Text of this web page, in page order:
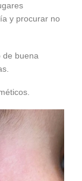
y procurar no
de buena